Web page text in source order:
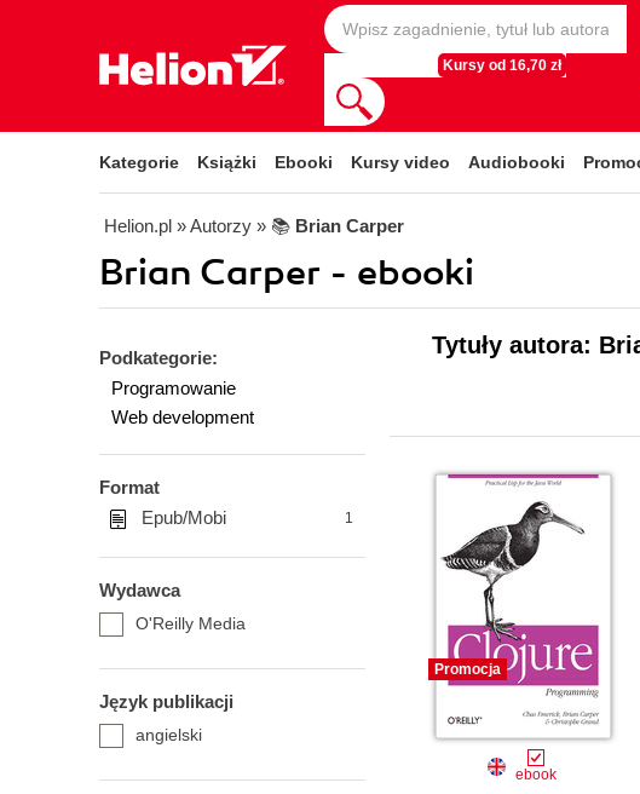
Kursy od 16,70 zł
Kategorie Książki Ebooki Kursy video Audiobooki
Helion.pl » Autorzy » 📚 Brian Carper
Brian Carper - ebooki
Podkategorie:
Programowanie
Web development
Format
Epub/Mobi
1
Wydawca
O'Reilly Media
Język publikacji
angielski
Tytuły autora:
Promocja
ebook